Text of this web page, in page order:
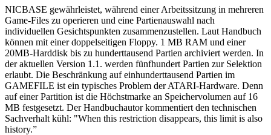
NICBASE gewährleistet, während einer Arbeitssitzung in mehreren
Game-Files zu operieren und eine Partienauswahl nach
individuellen Gesichtspunkten zusammenzustellen. Laut Handbuch
können mit einer doppelseitigen Floppy. 1 MB RAM und einer
20MB-Harddisk bis zu hunderttausend Partien archiviert werden. In
der aktuellen Version 1.1. werden fünfhundert Partien zur Selektion
erlaubt. Die Beschränkung auf einhunderttausend Partien im
GAMEFILE ist ein typisches Problem der ATARI-Hardware. Denn
auf einer Partition ist die Höchstmarke an Speichervolumen auf 16
MB festgesetzt. Der Handbuchautor kommentiert den technischen
Sachverhalt kühl: "When this restriction disappears, this limit is also
history.”